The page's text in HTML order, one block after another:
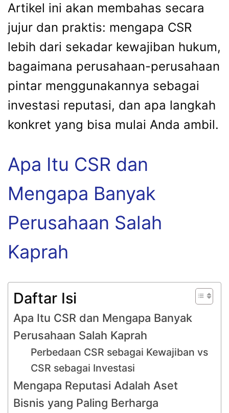
Artikel ini akan membahas secara
jujur dan praktis: mengapa CSR
lebih dari sekadar kewajiban hukum,
bagaimana perusahaan-perusahaan
pintar menggunakannya sebagai
investasi reputasi, dan apa langkah
konkret yang bisa mulai Anda ambil.
Apa Itu CSR dan
Mengapa Banyak
Perusahaan Salah
Kaprah
Daftar Isi
Apa Itu CSR dan Mengapa Banyak
Perusahaan Salah Kaprah
Perbedaan CSR sebagai Kewajiban vs
CSR sebagai Investasi
Mengapa Reputasi Adalah Aset
Bisnis yang Paling Berharga